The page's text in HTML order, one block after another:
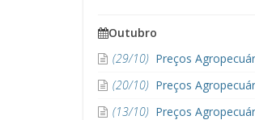
Outubro
(29/10) Preços
(20/10) Preços
(13/10) Preços